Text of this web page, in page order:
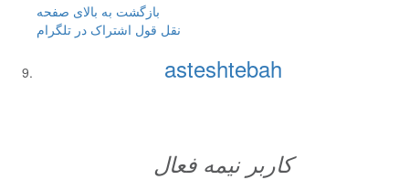
بازگشت به بالای صفحه
نقل قول اشتراک در تلگرام
asteshtebah
کاربر نيمه فعال